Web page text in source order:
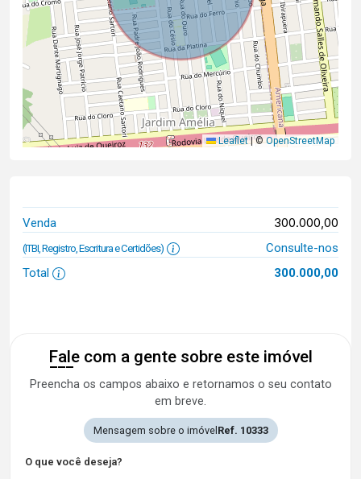
Leaflet | ©OpenStreetMap
Venda 300.000,00
(ITBI, Registro, Escritura e Certidões)
Consulte-nos
Total
300.000,00
Fale com a gente sobre este imóvel
Preencha os campos abaixo e retornamos o seu contato
em breve.
Mensagem sobre o imóvel Ref. 10333
O que você deseja?